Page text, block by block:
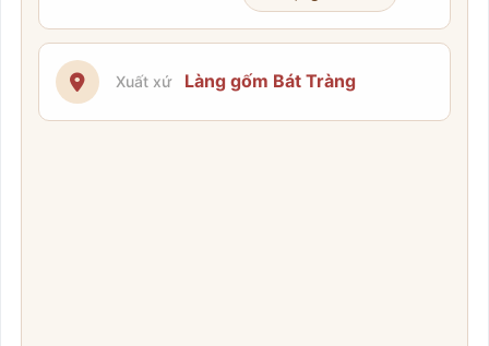
Xuất xứ Làng gốm Bát Tràng